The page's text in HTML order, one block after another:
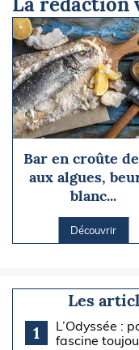
Bar en croûte
aux algues,
blanc...
Découvrir
Les
1
L’Odyssée :
fascine